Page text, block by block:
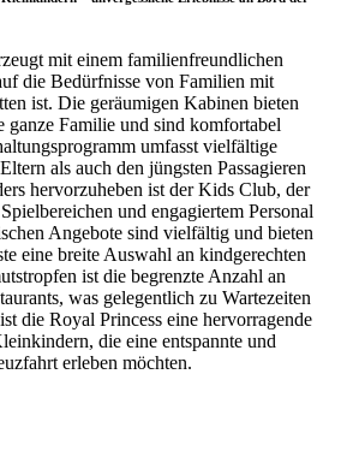
mit einem familienfreundlichen
die Bedürfnisse von Familien mit
ist. Die geräumigen Kabinen bieten
ganze Familie und sind komfortabel
umfasst vielfältige
als auch den jüngsten Passagieren
hervorzuheben ist der Kids Club, der
und engagiertem Personal
Angebote sind vielfältig und bieten
eine breite Auswahl an kindgerechten
ist die begrenzte Anzahl an
was gelegentlich zu Wartezeiten
die Royal Princess eine hervorragende
die eine entspannte und
erleben möchten.